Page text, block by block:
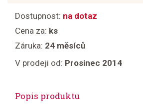
Dostupnost: na dotaz
Cena za: ks
Záruka: 24 měsíců
V prodeji od: Prosinec 2014
Popis produktu